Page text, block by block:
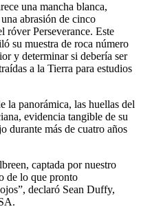
una mancha blanca,
abrasión de cinco
róver Perseverance. Este
su muestra de roca número
y determinar si debería ser
a la Tierra para estudios
la panorámica, las huellas del
evidencia tangible de su
durante más de cuatro años
captada por nuestro
de lo que pronto
declaró Sean Duffy,